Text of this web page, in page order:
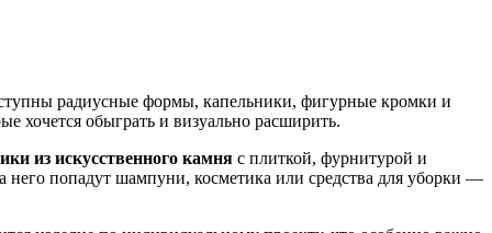
радиусные формы, капельники, фигурные кромки и
хочется обыграть и визуально расширить.
из искусственного камня с плиткой, фурнитурой и
него попадут шампуни, косметика или средства для уборки —